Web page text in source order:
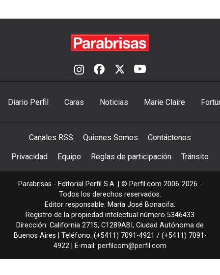
Diario Perfil Caras Noticias Marie Claire
Canales RSS Quienes Somos Contáctenos
Privacidad Equipo Reglas de participación Tránsito
Parabrisas - Editorial Perfil S.A. | © Perfil.com 2006-2026 -
Todos los derechos reservados.
Editor responsable: María José Bonacifa.
Registro de la propiedad intelectual número 5346433
Dirección: California 2715, C1289ABI , Ciudad Autónoma de
Buenos Aires | Teléfono: (+5411) 7091-4921 / (+5411) 7091-
4922 | E-mail: perfilcom@perfil.com